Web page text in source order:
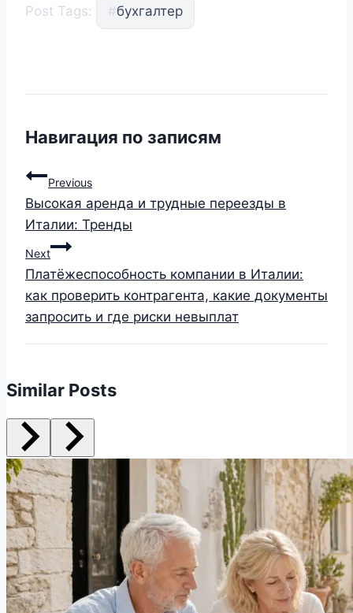
Post Tags: #бухгалтер
Навигация по записям
Previous
Высокая аренда и трудные переезды в
Италии: Тренды
Next
Платёжеспособность компании в Италии:
как проверить контрагента, какие документы
запросить и где риски невыплат
Similar Posts